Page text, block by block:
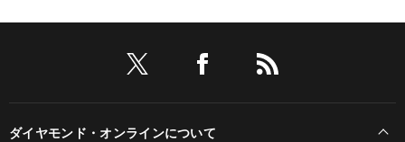
ダイヤモンド・オンラインについて